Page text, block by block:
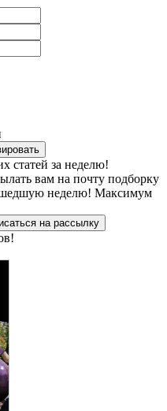
статей за неделю!
вам на почту подборку
неделю! Максимум
на рассылку